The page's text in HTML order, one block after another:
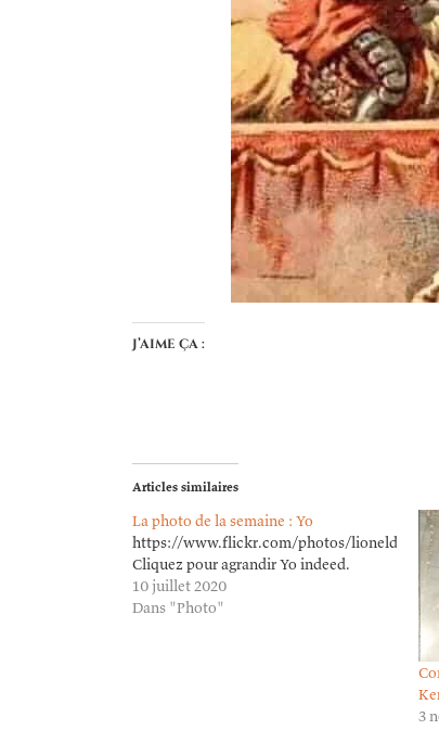
J’aime ça :
Articles similaires
La photo de la semaine : Yo
https://www.flickr.com/photos/
Cliquez pour agrandir Yo indeed.
10 juillet 2020
Dans "Photo"
3